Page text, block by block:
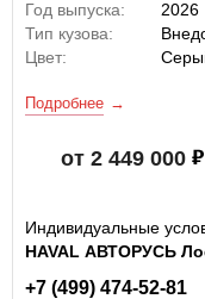
Год выпуска:
2026
Тип кузова:
Цвет:
Подробнее
от 2 449 000
Индивидуальные
HAVAL АВТОРУСЬ
+7 (499) 474-52-81